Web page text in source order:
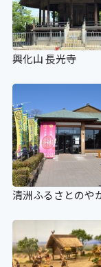
興化山 長光寺
清洲ふるさとのや